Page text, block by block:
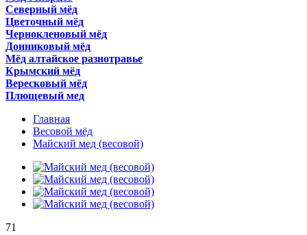
Северный мёд
Цветочный мёд
Чернокленовый мёд
Донниковый мёд
Мёд алтайское разнотравье
Крымский мёд
Вересковый мёд
Плющевый мед
Главная
Весовой мёд
Майский мед (весовой)
71